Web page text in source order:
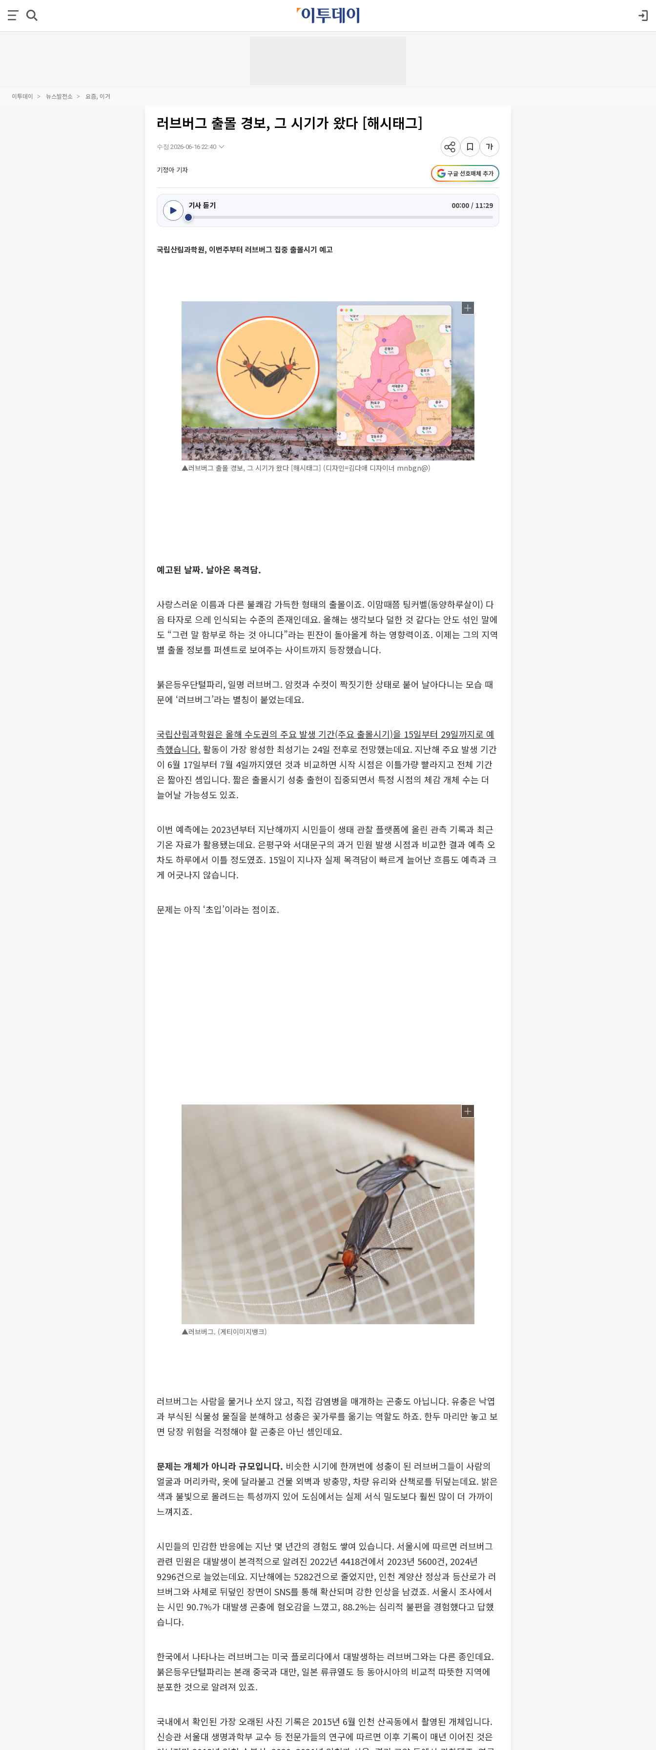
이투데이 뉴스발전소 요즘, 이거
러브버그 출몰 경보, 그 시기가 왔다 [해시태그]
수정 2026-06-16 22:40
기정아 기자 구글 선호매체 추가
기사 듣기 00:00 / 11:29
국립산림과학원, 이번주부터 러브버그 집중 출몰시기 예고
▲러브버그 출몰 경보, 그 시기가 왔다 [해시태그] (디자인=김다애 디자이너 mnbgn@)
예고된 날짜. 날아온 목격담.
사랑스러운 이름과 다른 불쾌감 가득한 형태의 출몰이죠. 이맘때쯤 팅커벨(동양하루살이) 다
음 타자로 으레 인식되는 수준의 존재인데요. 올해는 생각보다 덜한 것 같다는 안도 섞인 말에
도 “그런 말 함부로 하는 것 아니다”라는 핀잔이 돌아올게 하는 영향력이죠. 이제는 그의 지역
별 출몰 정보를 퍼센트로 보여주는 사이트까지 등장했습니다.
붉은등우단털파리, 일명 러브버그. 암컷과 수컷이 짝짓기한 상태로 붙어 날아다니는 모습 때
문에 ‘러브버그’라는 별칭이 붙었는데요.
국립산림과학원은 올해 수도권의 주요 발생 기간(주요 출몰시기)을 15일부터 29일까지로 예
측했습니다. 활동이 가장 왕성한 최성기는 24일 전후로 전망했는데요. 지난해 주요 발생 기간
이 6월 17일부터 7월 4일까지였던 것과 비교하면 시작 시점은 이틀가량 빨라지고 전체 기간
은 짧아진 셈입니다. 짧은 출몰시기 성충 출현이 집중되면서 특정 시점의 체감 개체 수는 더
늘어날 가능성도 있죠.
이번 예측에는 2023년부터 지난해까지 시민들이 생태 관찰 플랫폼에 올린 관측 기록과 최근
기온 자료가 활용됐는데요. 은평구와 서대문구의 과거 민원 발생 시점과 비교한 결과 예측 오
차도 하루에서 이틀 정도였죠. 15일이 지나자 실제 목격담이 빠르게 늘어난 흐름도 예측과 크
게 어긋나지 않습니다.
문제는 아직 ‘초입’이라는 점이죠.
▲러브버그. (게티이미지뱅크)
러브버그는 사람을 물거나 쏘지 않고, 직접 감염병을 매개하는 곤충도 아닙니다. 유충은 낙엽
과 부식된 식물성 물질을 분해하고 성충은 꽃가루를 옮기는 역할도 하죠. 한두 마리만 놓고 보
면 당장 위험을 걱정해야 할 곤충은 아닌 셈인데요.
문제는 개체가 아니라 규모입니다. 비슷한 시기에 한꺼번에 성충이 된 러브버그들이 사람의
얼굴과 머리카락, 옷에 달라붙고 건물 외벽과 방충망, 차량 유리와 산책로를 뒤덮는데요. 밝은
색과 불빛으로 몰려드는 특성까지 있어 도심에서는 실제 서식 밀도보다 훨씬 많이 더 가까이
느껴지죠.
시민들의 민감한 반응에는 지난 몇 년간의 경험도 쌓여 있습니다. 서울시에 따르면 러브버그
관련 민원은 대발생이 본격적으로 알려진 2022년 4418건에서 2023년 5600건, 2024년
9296건으로 늘었는데요. 지난해에는 5282건으로 줄었지만, 인천 계양산 정상과 등산로가 러
브버그와 사체로 뒤덮인 장면이 SNS를 통해 확산되며 강한 인상을 남겼죠. 서울시 조사에서
는 시민 90.7%가 대발생 곤충에 혐오감을 느꼈고, 88.2%는 심리적 불편을 경험했다고 답했
습니다.
한국에서 나타나는 러브버그는 미국 플로리다에서 대발생하는 러브버그와는 다른 종인데요.
붉은등우단털파리는 본래 중국과 대만, 일본 류큐열도 등 동아시아의 비교적 따뜻한 지역에
분포한 것으로 알려져 있죠.
국내에서 확인된 가장 오래된 사진 기록은 2015년 6월 인천 산곡동에서 촬영된 개체입니다.
신승관 서울대 생명과학부 교수 등 전문가들의 연구에 따르면 이후 기록이 매년 이어진 것은